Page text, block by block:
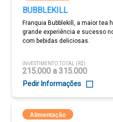
BUBBLEKILL
Franquia Bubblekill, a maior tea
grande experiência e sucesso
com bebidas deliciosas.
INVESTIMENTO TOTAL (R$)
215.000 a 315.000
Pedir Informações
Alimentação